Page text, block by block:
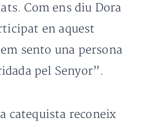
Com ens diu Dora
en aquest
sento una persona
pel Senyor”.
catequista reconeix